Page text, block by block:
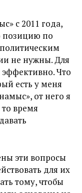
с 2011 года,
позицию по
не нужны. Для
Что
есть у меня
от него я
время
эти вопросы
для их
тому, чтобы